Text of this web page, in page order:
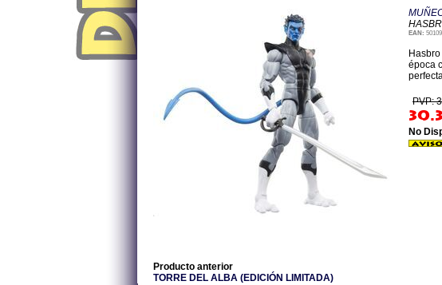
EAN:
época
PVP:
No
Producto anterior
TORRE DEL ALBA (EDICIÓN LIMITADA)